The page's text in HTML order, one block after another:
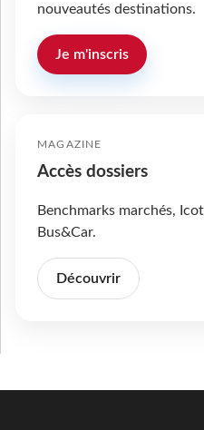
nouveautés destinations.
Je m'inscris
MAGAZINE
Accès dossiers
Benchmarks marchés,
Bus&Car.
Découvrir